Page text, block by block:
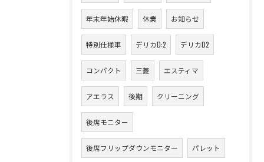
年末年始休暇 休業 お知らせ
特別仕様車 デリカD:2 デリカD2
コンパクト 三菱 エスティマ
アエラス 後期 クリーニング
後席モニター
後席フリップダウンモニター パレット